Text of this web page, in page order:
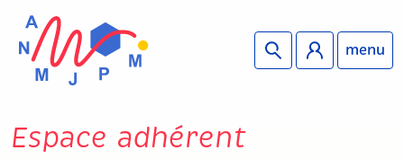
menu
Espace adhérent